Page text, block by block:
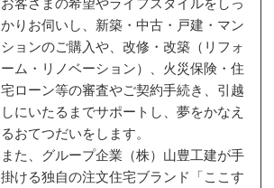
かりお伺いし、新築・中古・戸建・マン
ションのご購入や、改修・改築（リフォ
ーム・リノベーション）、火災保険・住
宅ローン等の審査やご契約手続き、引越
しにいたるまでサポートし、夢をかなえ
るおてつだいをします。
また、グループ企業（株）山豊工建が手
掛ける独自の注文住宅ブランド「ここす